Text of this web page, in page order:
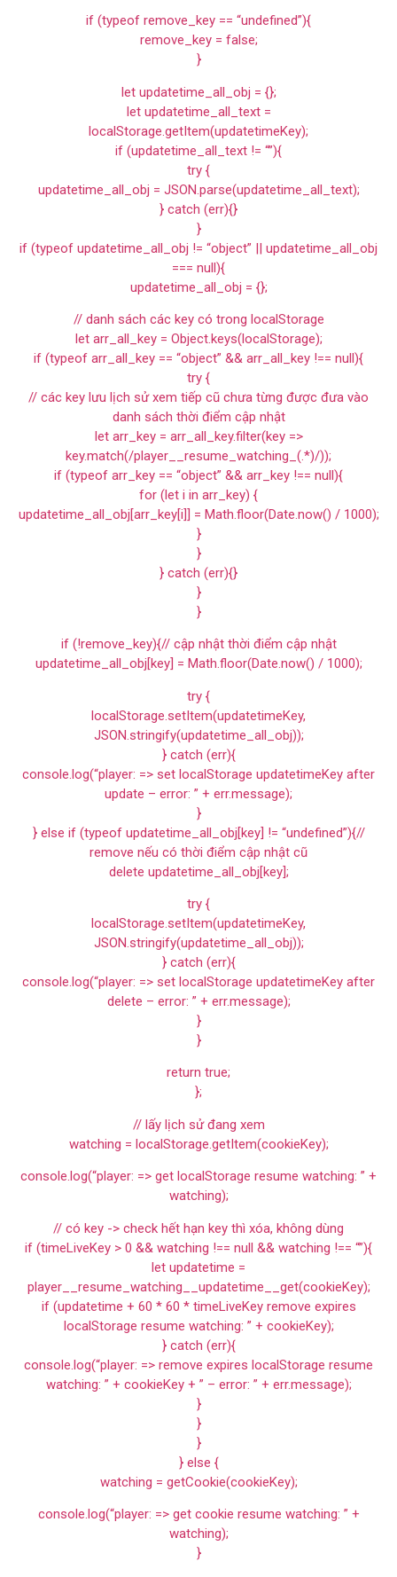
if (typeof remove_key == “undefined”){
remove_key = false;
}
let updatetime_all_obj = {};
let updatetime_all_text =
localStorage.getItem(updatetimeKey);
if (updatetime_all_text != “”){
try {
updatetime_all_obj = JSON.parse(updatetime_all_text);
} catch (err){}
}
if (typeof updatetime_all_obj != “object” || updatetime_all_obj
=== null){
updatetime_all_obj = {};
// danh sách các key có trong localStorage
let arr_all_key = Object.keys(localStorage);
if (typeof arr_all_key == “object” && arr_all_key !== null){
try {
// các key lưu lịch sử xem tiếp cũ chưa từng được đưa vào
danh sách thời điểm cập nhật
let arr_key = arr_all_key.filter(key =>
key.match(/player__resume_watching_(.*)/));
if (typeof arr_key == “object” && arr_key !== null){
for (let i in arr_key) {
updatetime_all_obj[arr_key[i]] = Math.floor(Date.now() / 1000);
}
}
} catch (err){}
}
}
if (!remove_key){// cập nhật thời điểm cập nhật
updatetime_all_obj[key] = Math.floor(Date.now() / 1000);
try {
localStorage.setItem(updatetimeKey,
JSON.stringify(updatetime_all_obj));
} catch (err){
console.log(“player: => set localStorage updatetimeKey after
update – error: ” + err.message);
}
} else if (typeof updatetime_all_obj[key] != “undefined”){//
remove nếu có thời điểm cập nhật cũ
delete updatetime_all_obj[key];
try {
localStorage.setItem(updatetimeKey,
JSON.stringify(updatetime_all_obj));
} catch (err){
console.log(“player: => set localStorage updatetimeKey after
delete – error: ” + err.message);
}
}
return true;
};
// lấy lịch sử đang xem
watching = localStorage.getItem(cookieKey);
console.log(“player: => get localStorage resume watching: ” +
watching);
// có key -> check hết hạn key thì xóa, không dùng
if (timeLiveKey > 0 && watching !== null && watching !== “”){
let updatetime =
player__resume_watching__updatetime__get(cookieKey);
if (updatetime + 60 * 60 * timeLiveKey remove expires
localStorage resume watching: ” + cookieKey);
} catch (err){
console.log(“player: => remove expires localStorage resume
watching: ” + cookieKey + ” – error: ” + err.message);
}
}
}
} else {
watching = getCookie(cookieKey);
console.log(“player: => get cookie resume watching: ” +
watching);
}